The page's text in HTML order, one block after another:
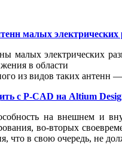
малых
малых электрических
в области
из видов таких
c P-CAD на Altium
на внешнем и
во-вторых
что в свою очередь, не